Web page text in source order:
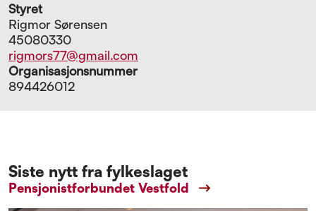
Styret
Rigmor Sørensen
45080330
rigmors77@gmail.com
Organisasjonsnummer
894426012
Siste nytt fra fylkeslaget
Pensjonistforbundet Vestfold